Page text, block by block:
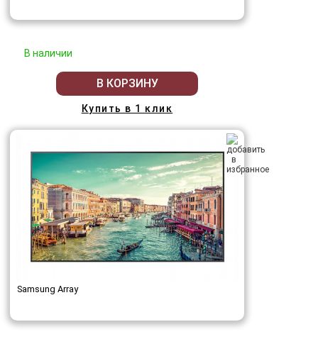
В наличии
В КОРЗИНУ
Купить в 1 клик
Samsung Array